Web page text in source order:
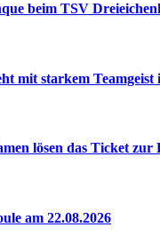
beim TSV
mit starkem Teamgeist
lösen das Ticket zur
am 22.08.2026